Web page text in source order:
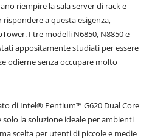
riempire la sala server di rack e
a questa esigenza,
I tre modelli N6850, N8850 e
appositamente studiati per essere
odierne senza occupare molto
di Intel® Pentium™ G620 Dual Core
solo la soluzione ideale per ambienti
scelta per utenti di piccole e medie